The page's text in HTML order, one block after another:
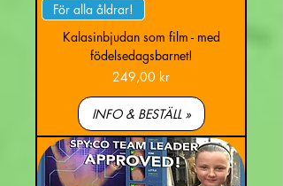
För alla åldrar!
Kalasinbjudan som film - med
födelsedagsbarnet!
Pris
249,00 kr
INFO & BESTÄLL »